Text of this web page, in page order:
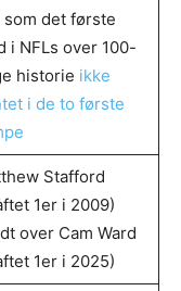
som det første
i NFLs over 100-
historie ikke
i de to første
Stafford
1er i 2009)
over Cam Ward
1er i 2025)